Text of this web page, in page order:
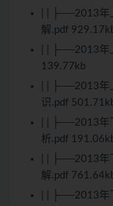
| | ├──2013年
解.pdf
| | ├──2013年
139.77kb
| | ├──2013年
识.pdf
| | ├──2013年
析.pdf
| | ├──2013年
解.pdf
| | ├──2013年